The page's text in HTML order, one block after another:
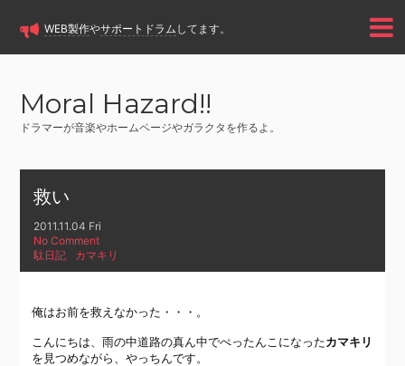
WEB製作やサポートドラム してます。
Moral Hazard!!
ドラマーが音楽やホームページやガラクタを作るよ。
救い
2011.11.04 Fri
No Comment
駄日記
カマキリ
俺はお前を救えなかった・・・。
こんにちは、雨の中道路の真ん中でぺったんこになったカマキリ
を見つめながら、やっちんです。